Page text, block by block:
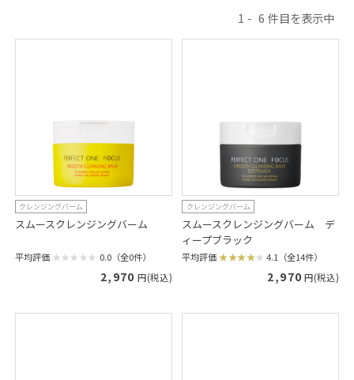
1 6
クレンジングバーム
スムースクレンジングバーム
平均評価 0.0（全0件）
2,970 円(税込)
クレンジングバーム
スムースクレンジングバーム デ
ィープブラック
平均評価 4.1（全14件）
2,970 円(税込)